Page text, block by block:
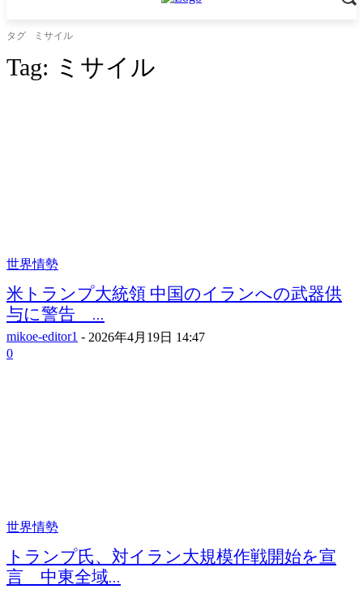
タグ ミサイル
Tag: ミサイル
世界情勢
米トランプ大統領 中国のイランへの武器供
与に警告 ...
mikoe-editor1 - 2026年4月19日 14:47
0
世界情勢
トランプ氏、対イラン大規模作戦開始を宣
言 中東全域...